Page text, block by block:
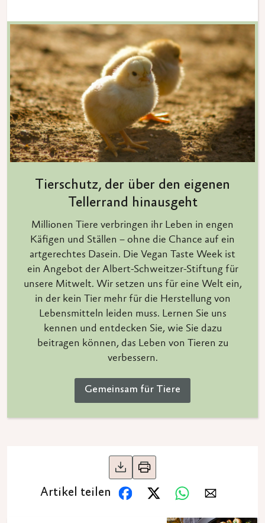
Tierschutz, der über den eigenen
Tellerrand hinausgeht
Millionen Tiere verbringen ihr Leben in engen
Käfigen und Ställen – ohne die Chance auf ein
artgerechtes Dasein. Die Vegan Taste Week ist
ein Angebot der Albert-Schweitzer-Stiftung für
unsere Mitwelt. Wir setzen uns für eine Welt ein,
in der kein Tier mehr für die Herstellung von
Lebensmitteln leiden muss. Lernen Sie uns
kennen und entdecken Sie, wie Sie dazu
beitragen können, das Leben von Tieren zu
verbessern.
Gemeinsam für Tiere
Artikel teilen